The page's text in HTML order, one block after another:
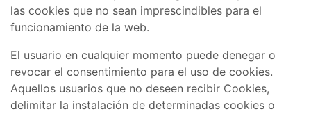
las cookies que no sean imprescindibles para el
funcionamiento de la web.
El usuario en cualquier momento puede denegar o
revocar el consentimiento para el uso de cookies.
Aquellos usuarios que no deseen recibir Cookies,
delimitar la instalación de determinadas cookies o